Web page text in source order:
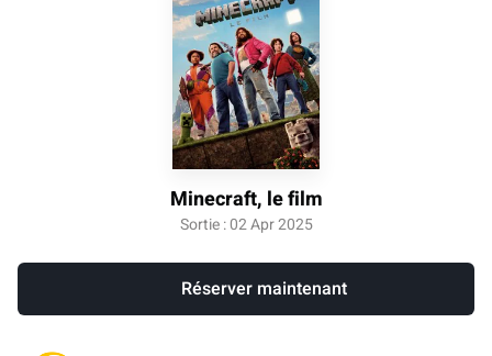
Minecraft, le film
Sortie : 02 Apr 2025
Réserver maintenant